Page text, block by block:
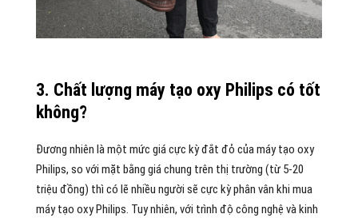
3. Chất lượng máy tạo oxy Philips có tốt
không?
Đương nhiên là một mức giá cực kỳ đắt đỏ của máy tạo oxy
Philips, so với mặt bằng giá chung trên thị trường (từ 5-20
triệu đồng) thì có lẽ nhiều người sẽ cực kỳ phân vân khi mua
máy tạo oxy Philips. Tuy nhiên, với trình độ công nghệ và kinh